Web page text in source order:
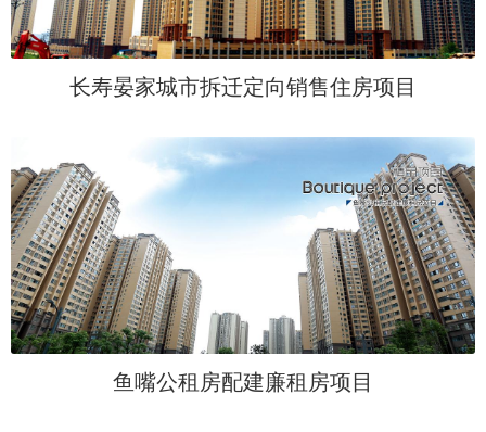
长寿晏家城市拆迁定向销售住房项目
鱼嘴公租房配建廉租房项目